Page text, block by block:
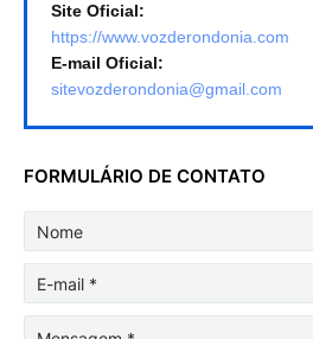
Site Oficial:
https://www.vozderondonia.com
E-mail Oficial:
sitevozderondonia@gmail.com
FORMULÁRIO DE CONTATO